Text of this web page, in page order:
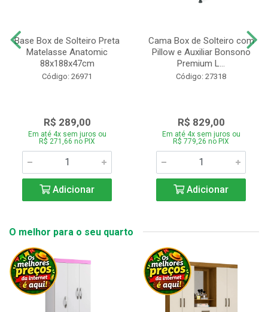
Base Box de Solteiro Preta
Matelasse Anatomic
88x188x47cm
Código: 26971
R$ 289,00
Em até 4x sem juros ou
R$ 271,66 no PIX
Adicionar
Cama Box de Solteiro com
Pillow e Auxiliar Bonsono
Premium L...
Código: 27318
R$ 829,00
Em até 4x sem juros ou
R$ 779,26 no PIX
Adicionar
O melhor para o seu quarto